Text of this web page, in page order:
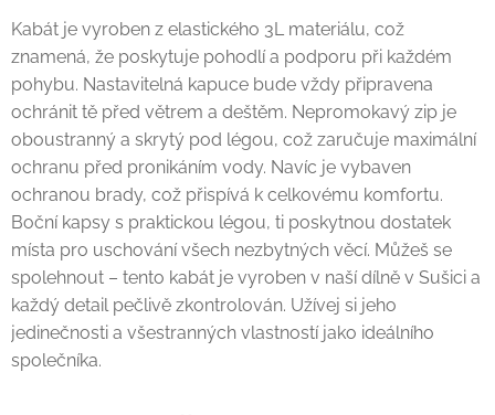
Kabát je vyroben z elastického 3L materiálu, což
znamená, že poskytuje pohodlí a podporu při každém
pohybu. Nastavitelná kapuce bude vždy připravena
ochránit tě před větrem a deštěm. Nepromokavý zip je
oboustranný a skrytý pod légou, což zaručuje maximální
ochranu před pronikáním vody. Navíc je vybaven
ochranou brady, což přispívá k celkovému komfortu.
Boční kapsy s praktickou légou, ti poskytnou dostatek
místa pro uschování všech nezbytných věcí. Můžeš se
spolehnout – tento kabát je vyroben v naší dílně v Sušici a
každý detail pečlivě zkontrolován. Užívej si jeho
jedinečnosti a všestranných vlastností jako ideálního
společníka.